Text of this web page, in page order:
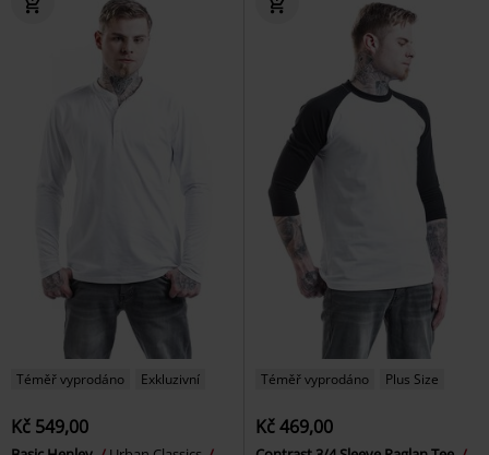
Téměř vyprodáno Exkluzivní
Kč 549,00
Téměř vyprodáno Plus Size
Kč 469,00